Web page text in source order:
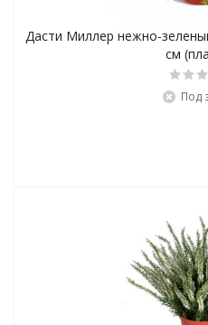
Дасти Миллер нежно-
см
Под